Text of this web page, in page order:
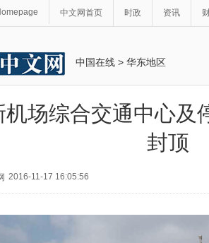
中文网首页 时政 资讯
中国在线 > 华东地区
机场综合交通中心及
封顶
2016-11-17 16:05:56